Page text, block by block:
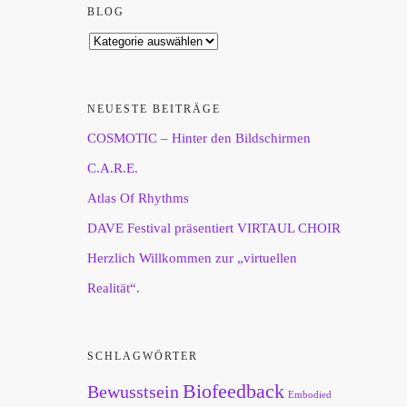
BLOG
NEUESTE BEITRÄGE
COSMOTIC – Hinter den Bildschirmen
C.A.R.E.
Atlas Of Rhythms
DAVE Festival präsentiert VIRTAUL CHOIR
Herzlich Willkommen zur „virtuellen
Realität“.
SCHLAGWÖRTER
Bewusstsein Biofeedback Embodied